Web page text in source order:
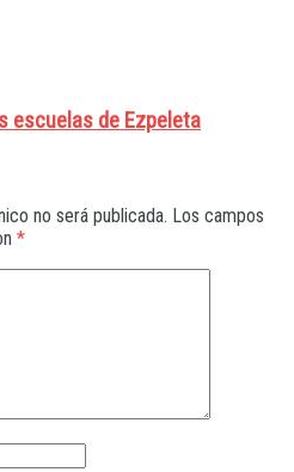
escuelas de Ezpeleta
no será publicada. Los campos
*